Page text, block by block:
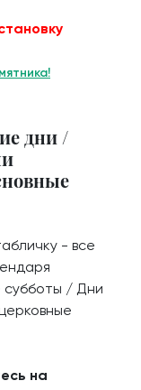
дни /
- все
субботы / Дни
на